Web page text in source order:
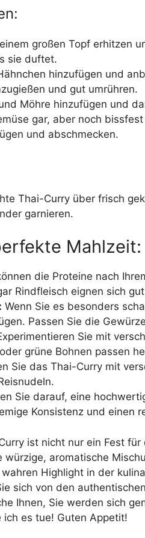
großen Topf erhitzen
sie duftet.
hinzufügen und
und gut umrühren.
Möhre hinzufügen und
gar, aber noch
und abschmecken.
Thai-Curry über frisch
garnieren.
Mahlzeit:
die Proteine nach
Rindfleisch eignen sich
Wenn Sie es besonders
Passen Sie die
Sie mit
grüne Bohnen passen
Sie das Thai-Curry mit
Sie darauf, eine
Konsistenz und einen
ist nicht nur ein Fest
würzige, aromatische
Highlight in der
sich von den
Ihnen, Sie werden sich
es tue! Guten Appetit!